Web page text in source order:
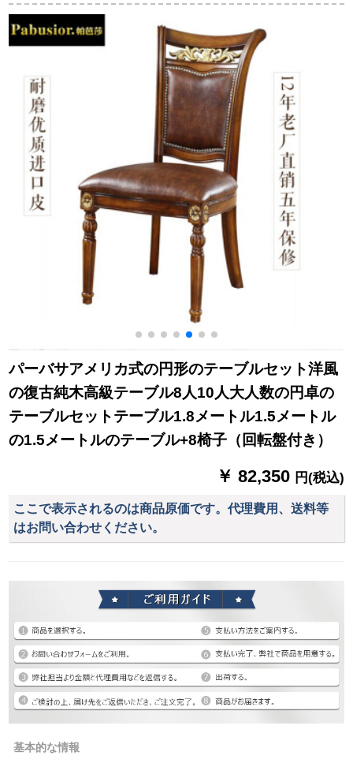
テーブルミニプロテ
ーブル
きるテーブル多機能
テーブルキャビネッ
ト【黄＋青＋白】テ
ーブル単体テーブル
+1つのサイドキャビ
ネット（黒を4つの畳
み込みにしてベンチ
を置く）
合わせは、新しい中
クスレストランのテ
ーブルが多機能で
す。テーブルと椅子
が四つあります。
パーバサアメリカ式の円形のテーブルセット洋風
の復古純木高級テーブル8人10人大人数の円卓の
テーブルセットテーブル1.8メートル1.5メートル
の1.5メートルのテーブル+8椅子（回転盤付き）
￥ 82,350 円(税込)
ここで表示されるのは商品原価です。代理費用、送料等
はお問い合わせください。
基本的な情報